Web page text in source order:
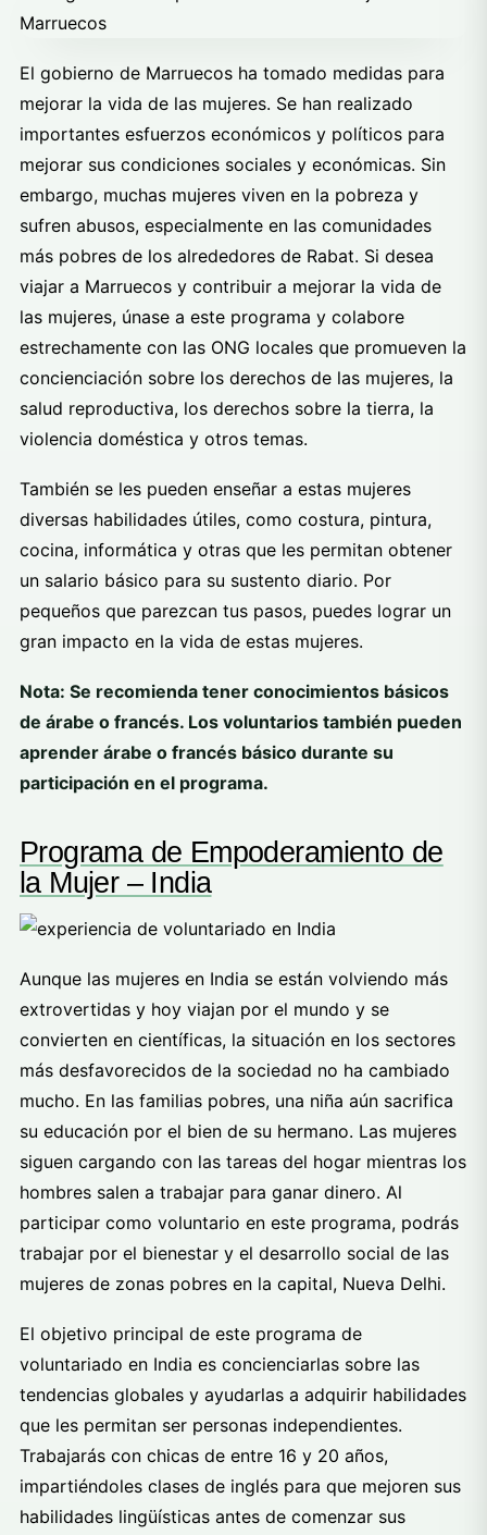
El gobierno de Marruecos ha tomado medidas para
mejorar la vida de las mujeres. Se han realizado
importantes esfuerzos económicos y políticos para
mejorar sus condiciones sociales y económicas. Sin
embargo, muchas mujeres viven en la pobreza y
sufren abusos, especialmente en las comunidades
más pobres de los alrededores de Rabat. Si desea
viajar a Marruecos y contribuir a mejorar la vida de
las mujeres, únase a este programa y colabore
estrechamente con las ONG locales que promueven la
concienciación sobre los derechos de las mujeres, la
salud reproductiva, los derechos sobre la tierra, la
violencia doméstica y otros temas.
También se les pueden enseñar a estas mujeres
diversas habilidades útiles, como costura, pintura,
cocina, informática y otras que les permitan obtener
un salario básico para su sustento diario. Por
pequeños que parezcan tus pasos, puedes lograr un
gran impacto en la vida de estas mujeres.
Nota: Se recomienda tener conocimientos básicos
de árabe o francés. Los voluntarios también pueden
aprender árabe o francés básico durante su
participación en el programa.
Programa de Empoderamiento de
la Mujer – India
Aunque las mujeres en India se están volviendo más
extrovertidas y hoy viajan por el mundo y se
convierten en científicas, la situación en los sectores
más desfavorecidos de la sociedad no ha cambiado
mucho. En las familias pobres, una niña aún sacrifica
su educación por el bien de su hermano. Las mujeres
siguen cargando con las tareas del hogar mientras los
hombres salen a trabajar para ganar dinero. Al
participar como voluntario en este programa, podrás
trabajar por el bienestar y el desarrollo social de las
mujeres de zonas pobres en la capital, Nueva Delhi.
El objetivo principal de este programa de
voluntariado en India es concienciarlas sobre las
tendencias globales y ayudarlas a adquirir habilidades
que les permitan ser personas independientes.
Trabajarás con chicas de entre 16 y 20 años,
impartiéndoles clases de inglés para que mejoren sus
habilidades lingüísticas antes de comenzar sus